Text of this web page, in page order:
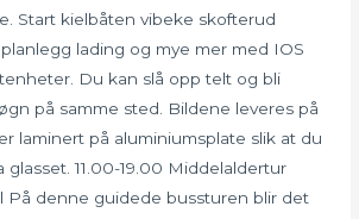
Start kielbåten vibeke skofterud
lading og mye mer med IOS
Du kan slå opp telt og bli
på samme sted. Bildene leveres på
laminert på aluminiumsplate slik at du
glasset. 11.00-19.00 Middelaldertur
På denne guidede bussturen blir det